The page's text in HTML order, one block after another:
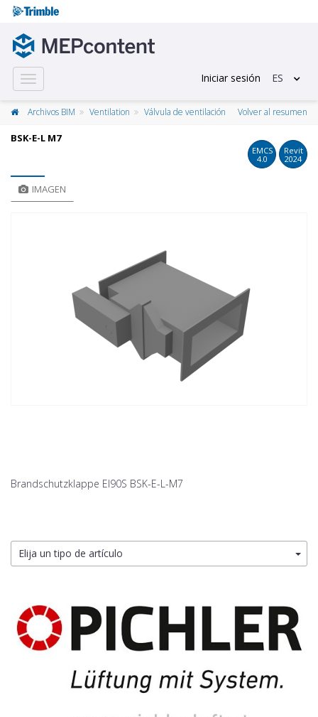
Toggle
navigation
Iniciar sesión ES
Archivos BIM Ventilation Válvula de ventilación Volver al resumen
BSK-E-L M7
EMCS
4.0
Revit
2024
IMAGEN
Brandschutzklappe EI90S BSK-E-L-M7
Elija un tipo de artículo